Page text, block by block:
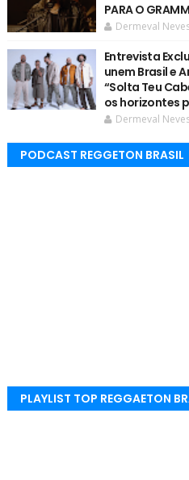
PARA O
Dermeval
Entrevista
unem Brasil e
“Solta Teu
os horizontes
Dermeval
PODCAST REGGETON BRASIL
PLAYLIST TOP REGGAETON